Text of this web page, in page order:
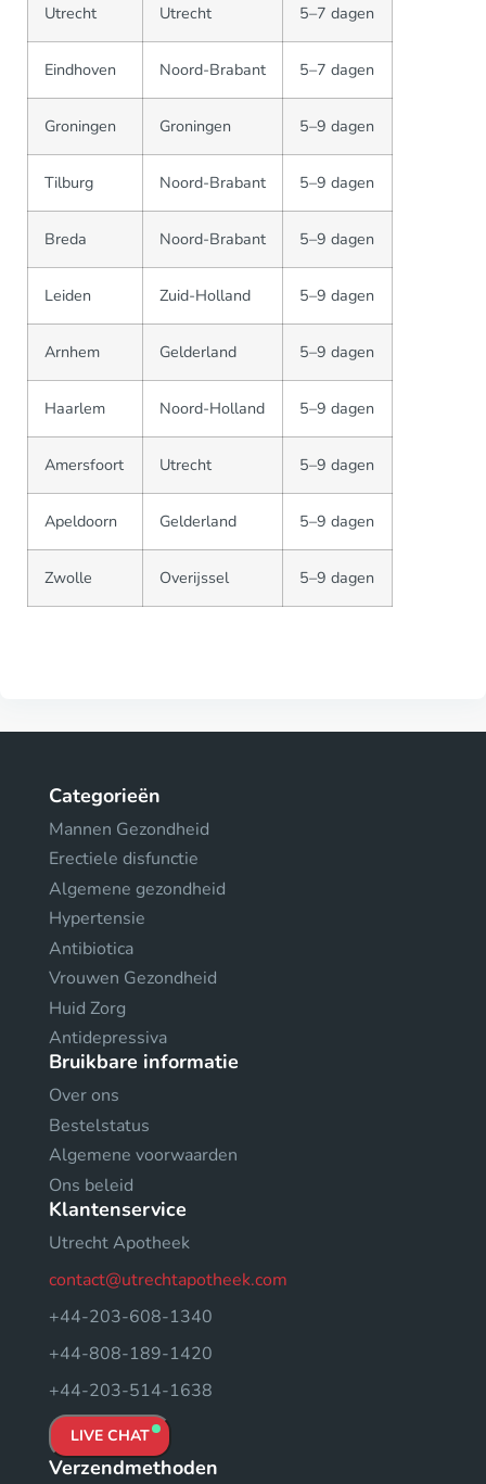
Utrecht Utrecht 5–7 dagen
Eindhoven Noord-Brabant 5–7 dagen
Groningen Groningen 5–9 dagen
Tilburg Noord-Brabant 5–9 dagen
Breda Noord-Brabant 5–9 dagen
Leiden Zuid-Holland 5–9 dagen
Arnhem Gelderland 5–9 dagen
Haarlem Noord-Holland 5–9 dagen
Amersfoort Utrecht 5–9 dagen
Apeldoorn Gelderland 5–9 dagen
Zwolle Overijssel 5–9 dagen
Categorieën
Mannen Gezondheid
Erectiele disfunctie
Algemene gezondheid
Hypertensie
Antibiotica
Vrouwen Gezondheid
Huid Zorg
Antidepressiva
Bruikbare informatie
Over ons
Bestelstatus
Algemene voorwaarden
Ons beleid
Klantenservice
Utrecht Apotheek
contact@utrechtapotheek.com
+44-203-608-1340
+44-808-189-1420
+44-203-514-1638
LIVE CHAT
Verzendmethoden